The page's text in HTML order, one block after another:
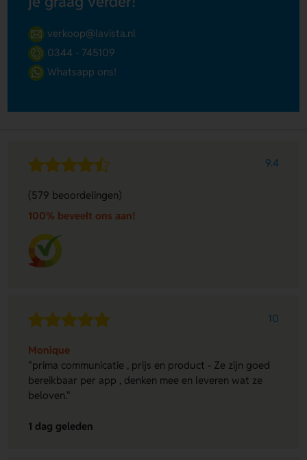
verkoop@lavista.nl
0344 - 745109
Whatsapp ons!
9.4
(579 beoordelingen)
100% beveelt ons aan!
10
Monique
"prima communicatie , prijs en product - Ze zijn goed
bereikbaar per app , denken mee en leveren wat ze
beloven."
1 dag geleden